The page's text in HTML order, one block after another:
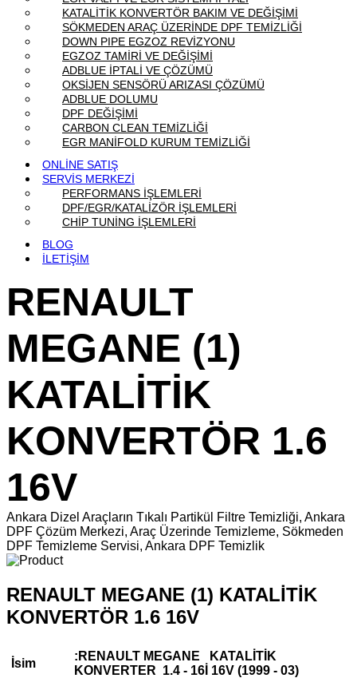
KATALİTİK KONVERTÖR BAKIM VE DEĞİŞİMİ
SÖKMEDEN ARAÇ ÜZERİNDE DPF TEMİZLİĞİ
DOWN PIPE EGZOZ REVİZYONU
EGZOZ TAMİRİ VE DEĞİŞİMİ
ADBLUE İPTALİ VE ÇÖZÜMÜ
OKSİJEN SENSÖRÜ ARIZASI ÇÖZÜMÜ
ADBLUE DOLUMU
DPF DEĞİŞİMİ
CARBON CLEAN TEMİZLİĞİ
EGR MANİFOLD KURUM TEMİZLİĞİ
ONLİNE SATIŞ
SERVİS MERKEZİ
PERFORMANS İŞLEMLERİ
DPF/EGR/KATALİZÖR İŞLEMLERİ
CHİP TUNİNG İŞLEMLERİ
BLOG
İLETİŞİM
RENAULT
MEGANE (1)
KATALİTİK
KONVERTÖR 1.6
16V
Ankara Dizel Araçların Tıkalı Partikül Filtre Temizliği, Ankara
DPF Çözüm Merkezi, Araç Üzerinde Temizleme, Sökmeden
DPF Temizleme Servisi, Ankara DPF Temizlik
RENAULT MEGANE (1) KATALİTİK
KONVERTÖR 1.6 16V
İsim
:RENAULT MEGANE KATALİTİK
KONVERTER 1.4 - 16İ 16V (1999 - 03)